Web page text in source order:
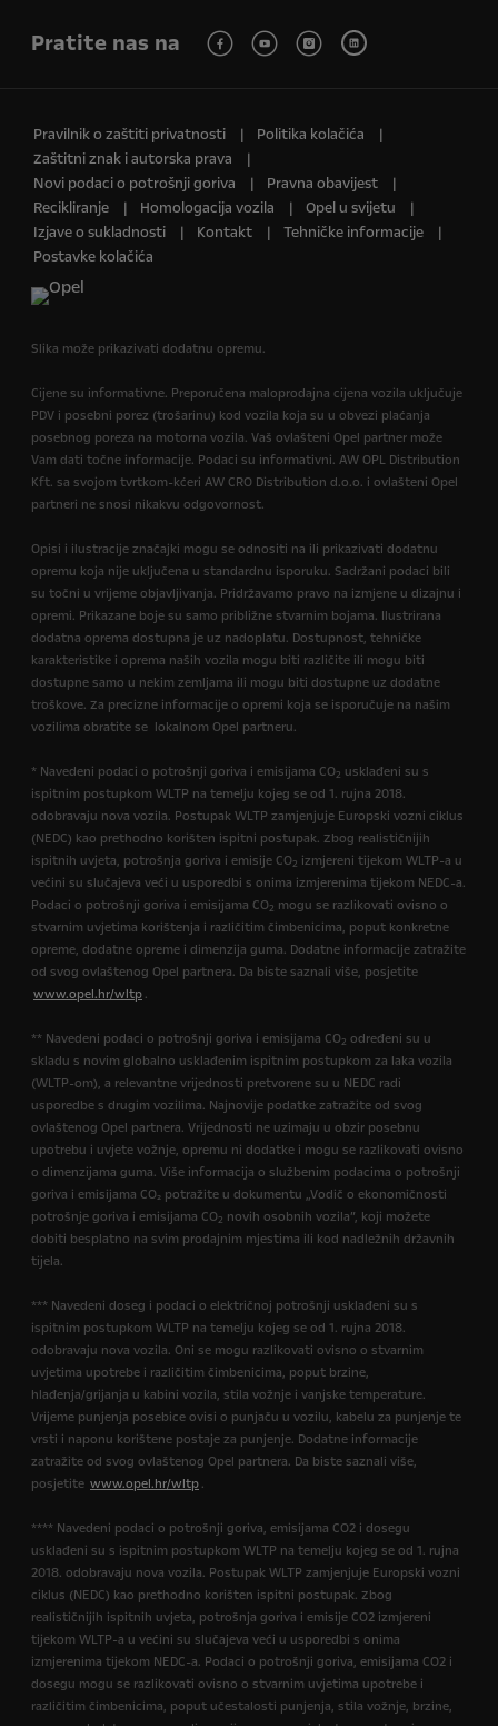
Pratite nas na
Pravilnik o zaštiti privatnosti
Politika kolačića
Zaštitni znak i autorska prava
Novi podaci o potrošnji goriva
Pravna obavijest
Recikliranje
Homologacija vozila
Opel u svijetu
Izjave o sukladnosti
Kontakt
Tehničke informacije
Postavke kolačića
Slika može prikazivati dodatnu opremu.
Cijene su informativne. Preporučena maloprodajna cijena vozila uključuje
PDV i posebni porez (trošarinu) kod vozila koja su u obvezi plaćanja
posebnog poreza na motorna vozila. Vaš ovlašteni Opel partner može
Vam dati točne informacije. Podaci su informativni. AW OPL Distribution
Kft. sa svojom tvrtkom-kćeri AW CRO Distribution d.o.o. i ovlašteni Opel
partneri ne snosi nikakvu odgovornost.
Opisi i ilustracije značajki mogu se odnositi na ili prikazivati dodatnu
opremu koja nije uključena u standardnu isporuku. Sadržani podaci bili
su točni u vrijeme objavljivanja. Pridržavamo pravo na izmjene u dizajnu i
opremi. Prikazane boje su samo približne stvarnim bojama. Ilustrirana
dodatna oprema dostupna je uz nadoplatu. Dostupnost, tehničke
karakteristike i oprema naših vozila mogu biti različite ili mogu biti
dostupne samo u nekim zemljama ili mogu biti dostupne uz dodatne
troškove. Za precizne informacije o opremi koja se isporučuje na našim
vozilima obratite se lokalnom Opel partneru.
* Navedeni podaci o potrošnji goriva i emisijama CO2 usklađeni su s
ispitnim postupkom WLTP na temelju kojeg se od 1. rujna 2018.
odobravaju nova vozila. Postupak WLTP zamjenjuje Europski vozni ciklus
(NEDC) kao prethodno korišten ispitni postupak. Zbog realističnijih
ispitnih uvjeta, potrošnja goriva i emisije CO2 izmjereni tijekom WLTP-a u
većini su slučajeva veći u usporedbi s onima izmjerenima tijekom NEDC-a.
Podaci o potrošnji goriva i emisijama CO2 mogu se razlikovati ovisno o
stvarnim uvjetima korištenja i različitim čimbenicima, poput konkretne
opreme, dodatne opreme i dimenzija guma. Dodatne informacije zatražite
od svog ovlaštenog Opel partnera. Da biste saznali više, posjetite
www.opel.hr/wltp .
** Navedeni podaci o potrošnji goriva i emisijama CO2 određeni su u
skladu s novim globalno usklađenim ispitnim postupkom za laka vozila
(WLTP-om), a relevantne vrijednosti pretvorene su u NEDC radi
usporedbe s drugim vozilima. Najnovije podatke zatražite od svog
ovlaštenog Opel partnera. Vrijednosti ne uzimaju u obzir posebnu
upotrebu i uvjete vožnje, opremu ni dodatke i mogu se razlikovati ovisno
o dimenzijama guma. Više informacija o službenim podacima o potrošnji
goriva i emisijama CO₂ potražite u dokumentu „Vodič o ekonomičnosti
potrošnje goriva i emisijama CO2 novih osobnih vozila”, koji možete
dobiti besplatno na svim prodajnim mjestima ili kod nadležnih državnih
tijela.
*** Navedeni doseg i podaci o električnoj potrošnji usklađeni su s
ispitnim postupkom WLTP na temelju kojeg se od 1. rujna 2018.
odobravaju nova vozila. Oni se mogu razlikovati ovisno o stvarnim
uvjetima upotrebe i različitim čimbenicima, poput brzine,
hlađenja/grijanja u kabini vozila, stila vožnje i vanjske temperature.
Vrijeme punjenja posebice ovisi o punjaču u vozilu, kabelu za punjenje te
vrsti i naponu korištene postaje za punjenje. Dodatne informacije
zatražite od svog ovlaštenog Opel partnera. Da biste saznali više,
posjetite www.opel.hr/wltp .
**** Navedeni podaci o potrošnji goriva, emisijama CO2 i dosegu
usklađeni su s ispitnim postupkom WLTP na temelju kojeg se od 1. rujna
2018. odobravaju nova vozila. Postupak WLTP zamjenjuje Europski vozni
ciklus (NEDC) kao prethodno korišten ispitni postupak. Zbog
realističnijih ispitnih uvjeta, potrošnja goriva i emisije CO2 izmjereni
tijekom WLTP-a u većini su slučajeva veći u usporedbi s onima
izmjerenima tijekom NEDC-a. Podaci o potrošnji goriva, emisijama CO2 i
dosegu mogu se razlikovati ovisno o stvarnim uvjetima upotrebe i
različitim čimbenicima, poput učestalosti punjenja, stila vožnje, brzine,